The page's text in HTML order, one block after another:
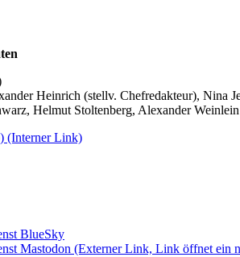
Heinrich (stellv. Chefredakteur), Nina
Helmut Stoltenberg, Alexander Weinlein
(Interner Link)
BlueSky
Mastodon (Externer Link, Link öffnet ein